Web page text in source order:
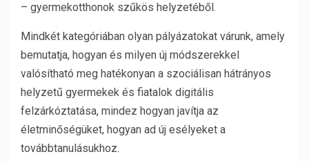
– gyermekotthonok szűkös helyzetéből.
Mindkét kategóriában olyan pályázatokat várunk, amely
bemutatja, hogyan és milyen új módszerekkel
valósítható meg hatékonyan a szociálisan hátrányos
helyzetű gyermekek és fiatalok digitális
felzárkóztatása, mindez hogyan javítja az
életminőségüket, hogyan ad új esélyeket a
továbbtanulásukhoz.